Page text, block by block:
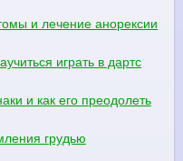
и лечение анорексии
играть в дартс
и как его преодолеть
грудью